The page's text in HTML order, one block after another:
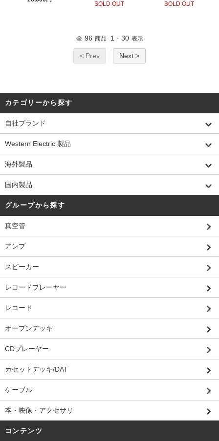
SOLD OUT SOLD OUT
全 96 商品 1 - 30 表示
< Prev Next >
カテゴリーから探す
自社ブランド
Western Electric 製品
海外製品
国内製品
グループから探す
真空管
アンプ
スピーカー
レコードプレーヤー
レコード
オープンデッキ
CDプレーヤー
カセットデッキ/DAT
ケーブル
本・映像・アクセサリ
コンテンツ